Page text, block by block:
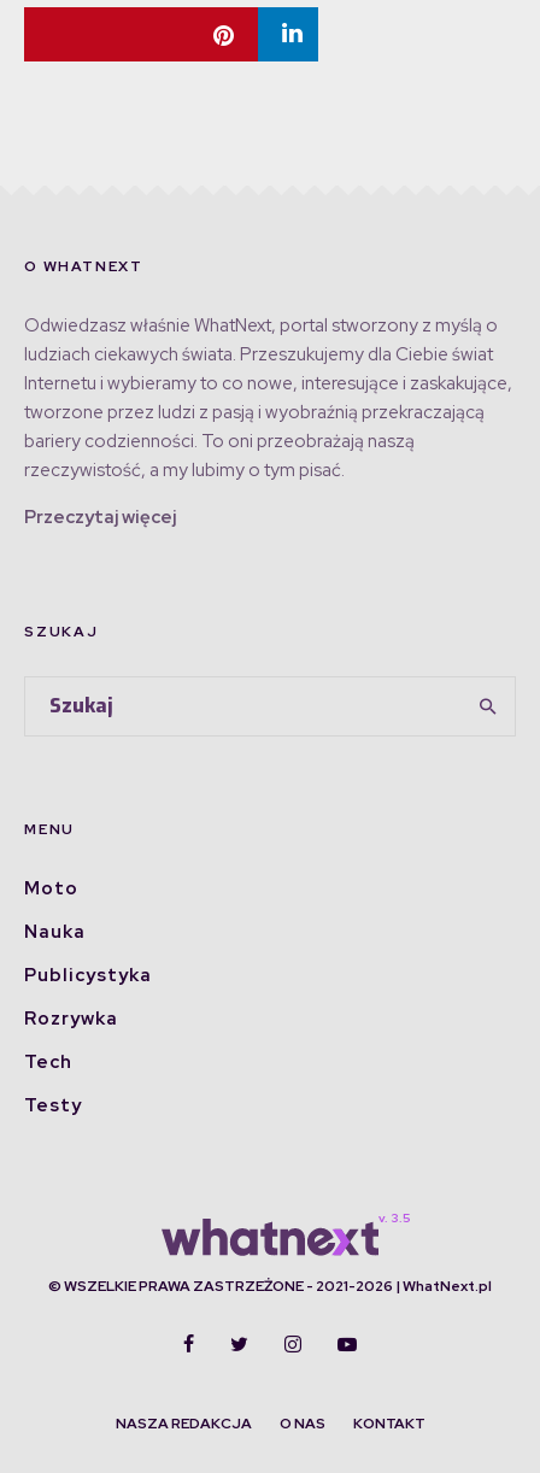
O WHATNEXT
Odwiedzasz właśnie WhatNext, portal stworzony z myślą o
ludziach ciekawych świata. Przeszukujemy dla Ciebie świat
Internetu i wybieramy to co nowe, interesujące i zaskakujące,
tworzone przez ludzi z pasją i wyobraźnią przekraczającą
bariery codzienności. To oni przeobrażają naszą
rzeczywistość, a my lubimy o tym pisać.
Przeczytaj więcej
SZUKAJ
MENU
Moto
Nauka
Publicystyka
Rozrywka
Tech
Testy
© WSZELKIE PRAWA ZASTRZEŻONE - 2021-2026 | WhatNext.pl
NASZA REDAKCJA O NAS KONTAKT